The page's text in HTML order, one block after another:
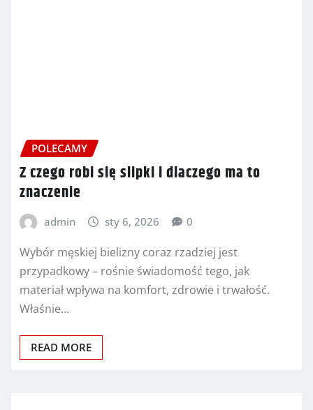
POLECAMY
Z czego robi się slipki i dlaczego ma to
znaczenie
admin sty 6, 2026 0
Wybór męskiej bielizny coraz rzadziej jest
przypadkowy – rośnie świadomość tego, jak
materiał wpływa na komfort, zdrowie i trwałość.
Właśnie…
READ MORE